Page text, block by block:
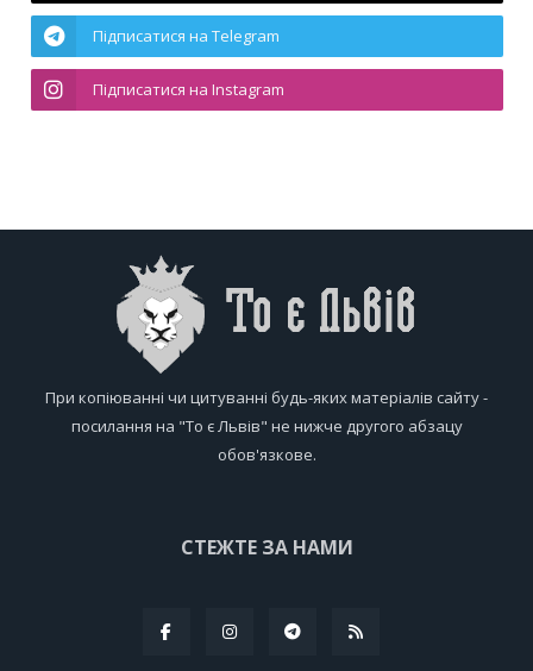
Підписатися на Telegram
Підписатися на Instagram
При копіюванні чи цитуванні будь-яких матеріалів сайту -
посилання на "То є Львів" не нижче другого абзацу
обов'язкове.
СТЕЖТЕ ЗА НАМИ